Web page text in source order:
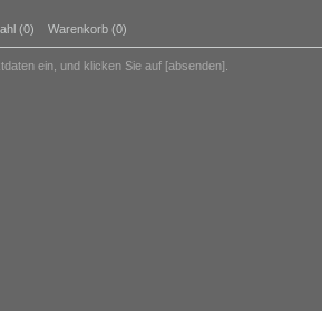
(0) Warenkorb (0)
ein, und klicken Sie auf [absenden].